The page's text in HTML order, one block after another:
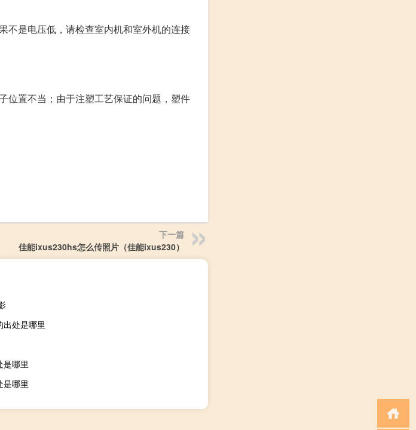
不是电压低，请检查室内机和室外机的连接
位置不当；由于注塑工艺保证的问题，塑件
下一篇
佳能ixus230hs怎么传照片（佳能ixus230）
出处是哪里
是哪里
是哪里